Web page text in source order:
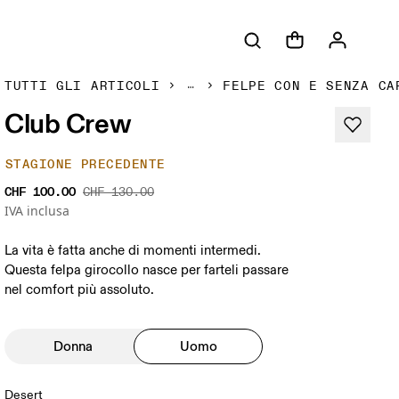
TUTTI GLI ARTICOLI FELPE CON E SENZA
Club Crew
STAGIONE PRECEDENTE
CHF 100.00 CHF 130.00
IVA inclusa
La vita è fatta anche di momenti intermedi.
Questa felpa girocollo nasce per farteli passare
nel comfort più assoluto.
Donna Uomo
Desert